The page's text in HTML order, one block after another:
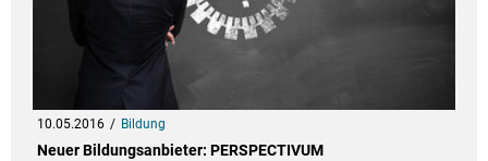
10.05.2016 Bildung
Neuer Bildungsanbieter: PERSPECTIVUM